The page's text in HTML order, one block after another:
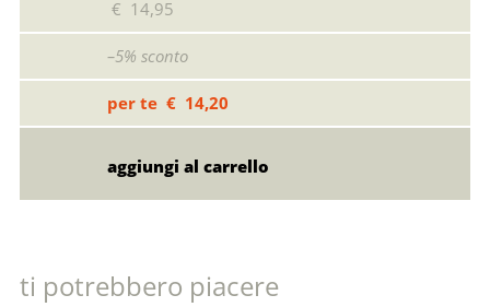
€ 14,95
–5% sconto
per te € 14,20
ti potrebbero piacere